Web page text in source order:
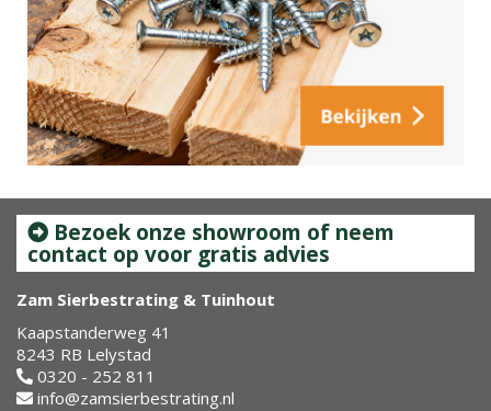
Bezoek onze showroom of neem
contact op voor gratis advies
Zam Sierbestrating & Tuinhout
Kaapstanderweg 41
8243 RB Lelystad
0320 - 252 811
info@zamsierbestrating.nl